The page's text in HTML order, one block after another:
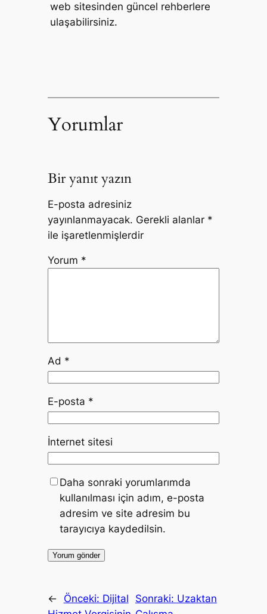
web sitesinden güncel rehberlere
ulaşabilirsiniz.
Yorumlar
Bir yanıt yazın
E-posta adresiniz
yayınlanmayacak. Gerekli alanlar *
ile işaretlenmişlerdir
Yorum *
Ad *
E-posta *
İnternet sitesi
Daha sonraki yorumlarımda
kullanılması için adım, e-posta
adresim ve site adresim bu
tarayıcıya kaydedilsin.
← Önceki: Dijital
Sonraki: Uzaktan